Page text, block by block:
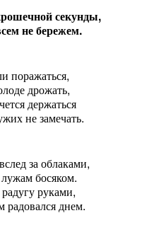
секунды,
не бережем.
поражаться,
дрожать,
держаться
не замечать.
за облаками,
босяком.
руками,
днем.